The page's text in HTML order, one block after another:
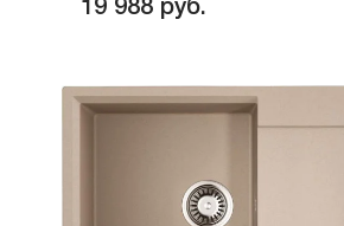
19 988 руб.